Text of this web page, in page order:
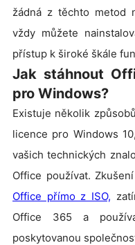
žádná z těchto metod
vždy můžete
přístup k široké škále
Jak stáhnout
pro Windows?
Existuje několik
licence pro Windows
vašich technických
Office používat.
Office přímo z ISO,
Office 365 a
poskytovanou